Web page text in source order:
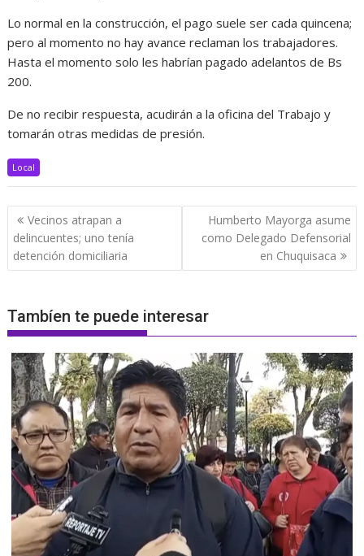
Lo normal en la construcción, el pago suele ser cada quincena;
pero al momento no hay avance reclaman los trabajadores.
Hasta el momento solo les habrían pagado adelantos de Bs
200.
De no recibir respuesta, acudirán a la oficina del Trabajo y
tomarán otras medidas de presión.
Local
Navegación
de
entradas
Vecinos atrapan a
delincuentes; uno tenía
detención domiciliaria
Humberto Mayorga asume
como Delegado Defensorial
en Chuquisaca
Tambíen te puede interesar